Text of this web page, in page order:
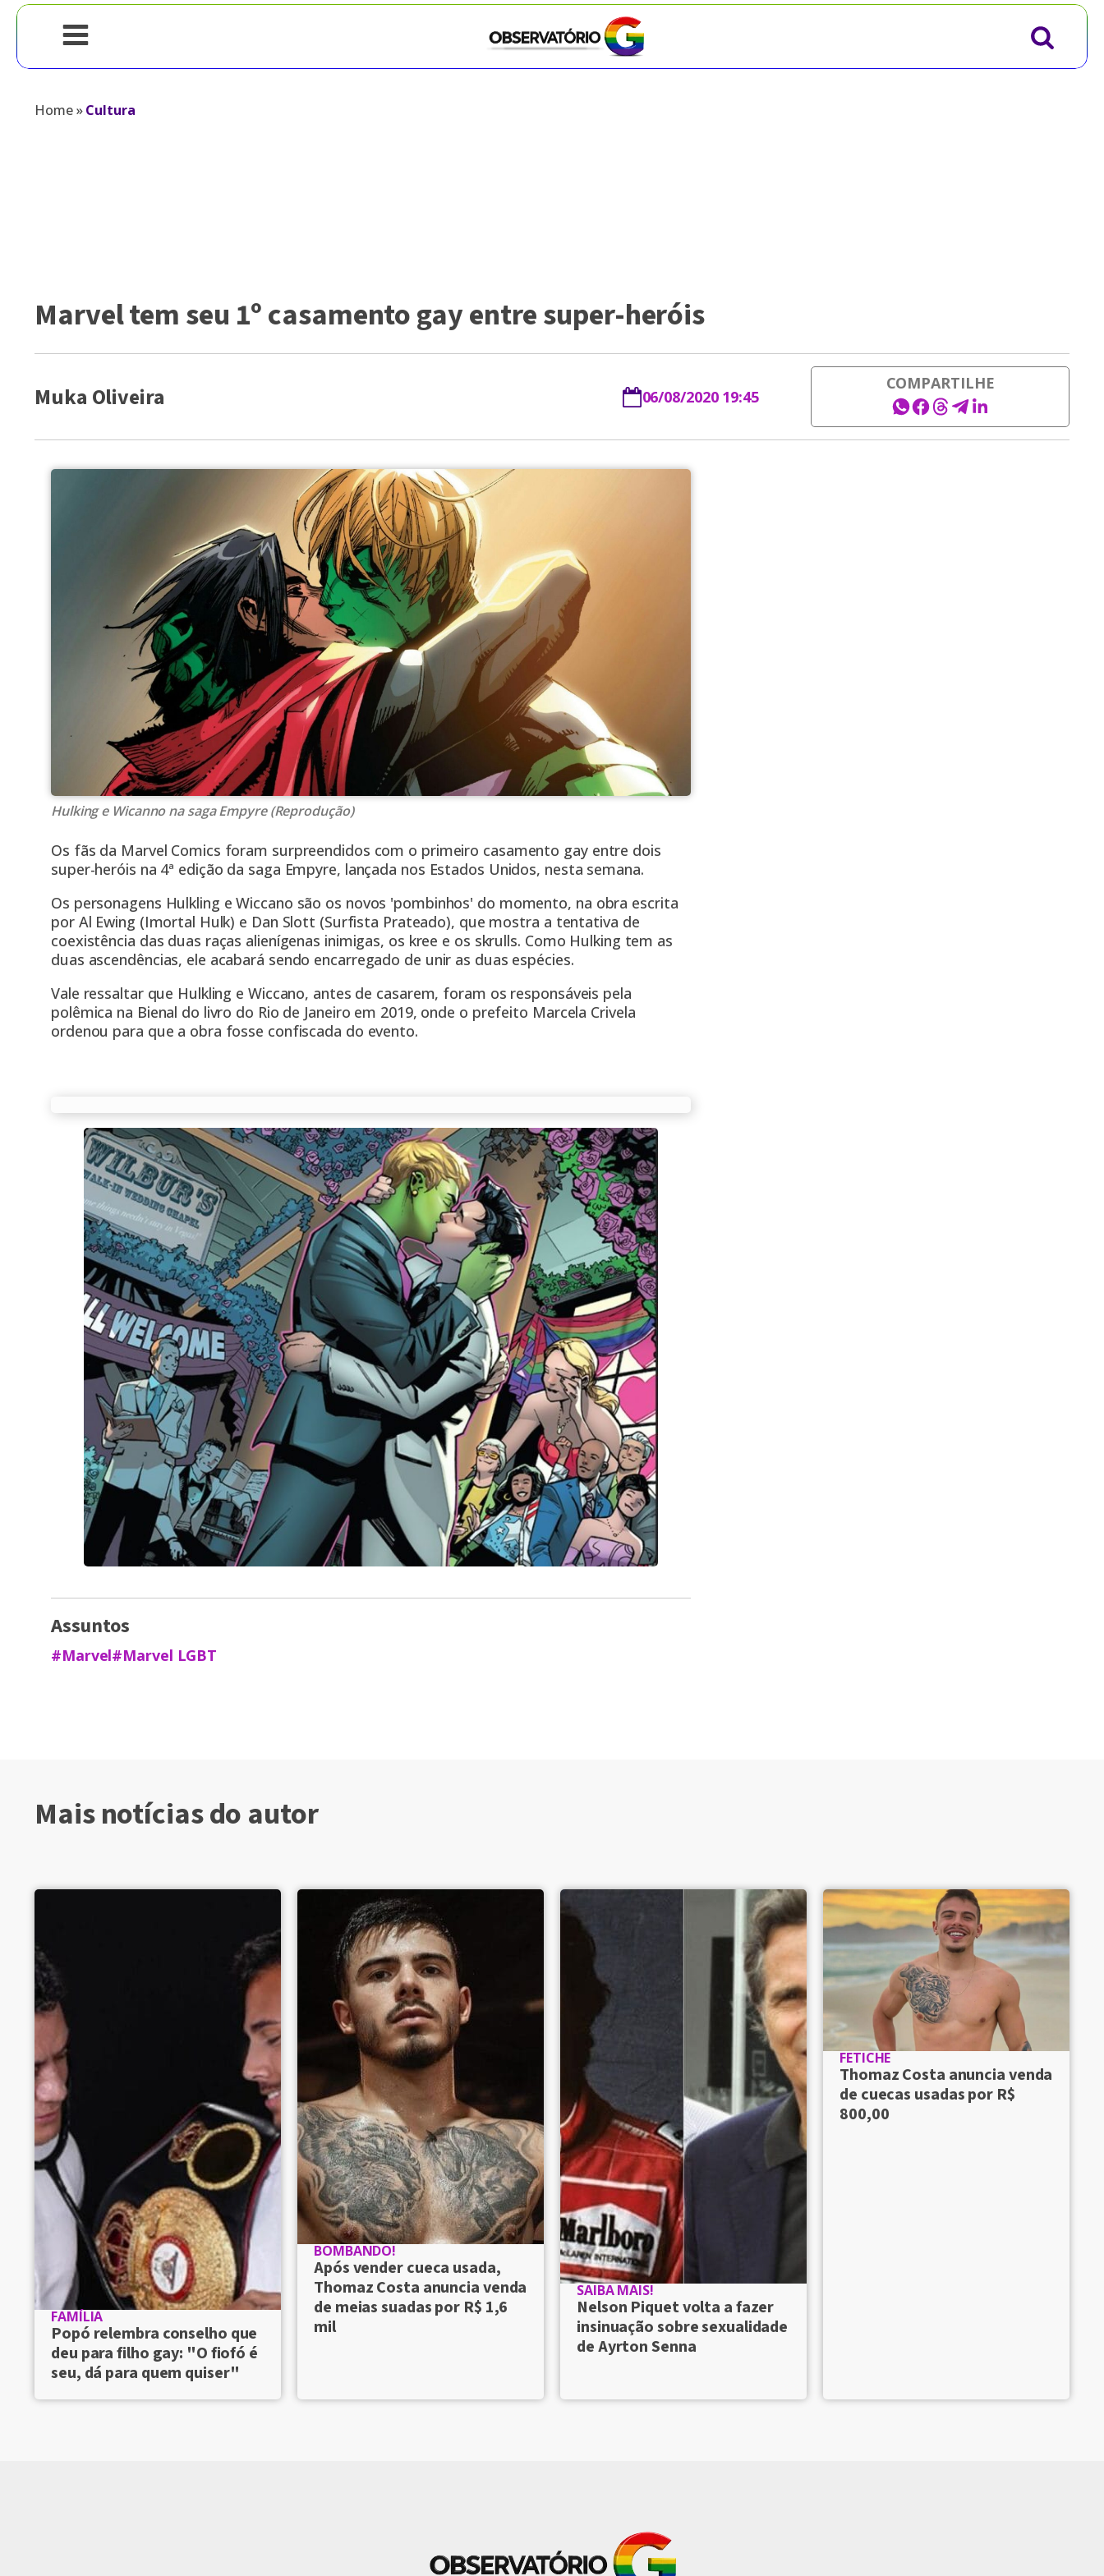
Home»Cultura
Marvel tem seu 1º casamento gay entre super-heróis
Muka Oliveira 06/08/2020 19:45
COMPARTILHE
Hulking e Wicanno na saga Empyre (Reprodução)
Os fãs da Marvel Comics foram surpreendidos com o primeiro casamento gay entre dois
super-heróis na 4ª edição da saga Empyre, lançada nos Estados Unidos, nesta semana.
Os personagens Hulkling e Wiccano são os novos 'pombinhos' do momento, na obra escrita
por Al Ewing (Imortal Hulk) e Dan Slott (Surfista Prateado), que mostra a tentativa de
coexistência das duas raças alienígenas inimigas, os kree e os skrulls. Como Hulking tem as
duas ascendências, ele acabará sendo encarregado de unir as duas espécies.
Vale ressaltar que Hulkling e Wiccano, antes de casarem, foram os responsáveis pela
polêmica na Bienal do livro do Rio de Janeiro em 2019, onde o prefeito Marcela Crivela
ordenou para que a obra fosse confiscada do evento.
Assuntos
#Marvel#Marvel LGBT
Mais notícias do autor
FAMÍLIA
Popó relembra conselho que
deu para filho gay: "O fiofó é
seu, dá para quem quiser"
BOMBANDO!
Após vender cueca usada,
Thomaz Costa anuncia venda
de meias suadas por R$ 1,6
mil
SAIBA MAIS!
Nelson Piquet volta a fazer
insinuação sobre sexualidade
de Ayrton Senna
FETICHE
Thomaz Costa anuncia venda
de cuecas usadas por R$
800,00